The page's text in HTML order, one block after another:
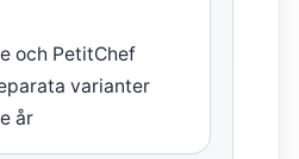
och PetitChef
varianter
år